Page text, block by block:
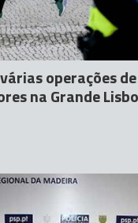
operações
na Grande